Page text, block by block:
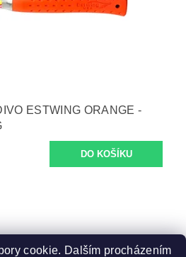
ESTWING ORANGE -
cookie. Dalším procházením